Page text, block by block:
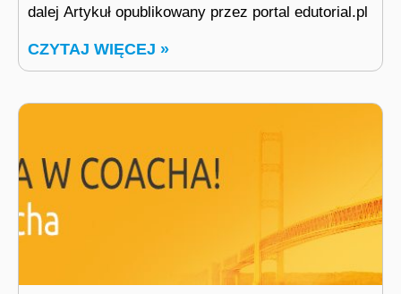
dalej Artykuł opublikowany przez portal edutorial.pl
CZYTAJ WIĘCEJ »